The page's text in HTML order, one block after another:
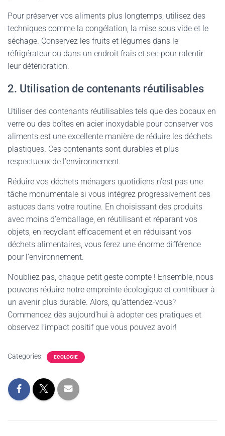
Pour préserver vos aliments plus longtemps, utilisez des
techniques comme la congélation, la mise sous vide et le
séchage. Conservez les fruits et légumes dans le
réfrigérateur ou dans un endroit frais et sec pour ralentir
leur détérioration.
2. Utilisation de contenants réutilisables
Utiliser des contenants réutilisables tels que des bocaux en
verre ou des boîtes en acier inoxydable pour conserver vos
aliments est une excellente manière de réduire les déchets
plastiques. Ces contenants sont durables et plus
respectueux de l’environnement.
Réduire vos déchets ménagers quotidiens n’est pas une
tâche monumentale si vous intégrez progressivement ces
astuces dans votre routine. En choisissant des produits
avec moins d’emballage, en réutilisant et réparant vos
objets, en recyclant efficacement et en réduisant vos
déchets alimentaires, vous ferez une énorme différence
pour l’environnement.
N’oubliez pas, chaque petit geste compte ! Ensemble, nous
pouvons réduire notre empreinte écologique et contribuer à
un avenir plus durable. Alors, qu’attendez-vous?
Commencez dès aujourd’hui à adopter ces pratiques et
observez l’impact positif que vous pouvez avoir!
Categories: ECOLOGIE